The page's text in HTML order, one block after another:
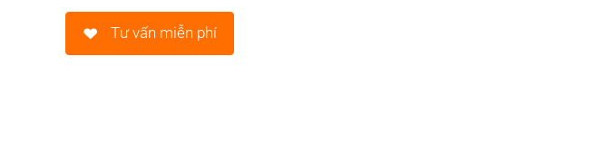
Tư vấn miễn phí